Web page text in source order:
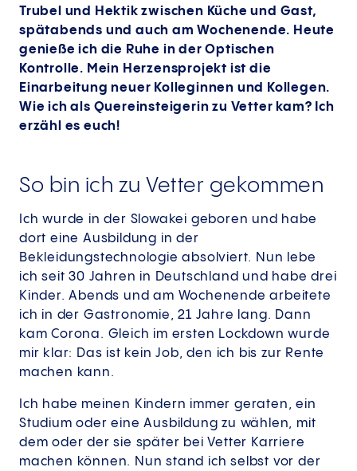
Trubel und Hektik zwischen Küche und Gast,
spätabends und auch am Wochenende. Heute
genieße ich die Ruhe in der Optischen
Kontrolle. Mein Herzensprojekt ist die
Einarbeitung neuer Kolleginnen und Kollegen.
Wie ich als Quereinsteigerin zu Vetter kam? Ich
erzähl es euch!
So bin ich zu Vetter gekommen
Ich wurde in der Slowakei geboren und habe
dort eine Ausbildung in der
Bekleidungstechnologie absolviert. Nun lebe
ich seit 30 Jahren in Deutschland und habe drei
Kinder. Abends und am Wochenende arbeitete
ich in der Gastronomie, 21 Jahre lang. Dann
kam Corona. Gleich im ersten Lockdown wurde
mir klar: Das ist kein Job, den ich bis zur Rente
machen kann.
Ich habe meinen Kindern immer geraten, ein
Studium oder eine Ausbildung zu wählen, mit
dem oder der sie später bei Vetter Karriere
machen können. Nun stand ich selbst vor der